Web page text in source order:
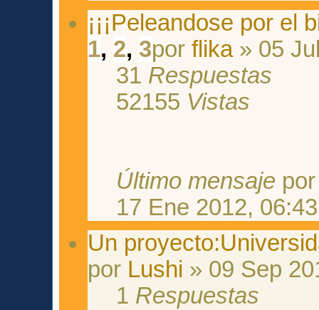
¡¡¡Peleandose por el
1, 2, 3porflika» 05
31 Respuestas
52155 Vistas
Último mensaje
17 Ene 2012, 06:43
Un
por Lushi » 09 Sep
1 Respuestas